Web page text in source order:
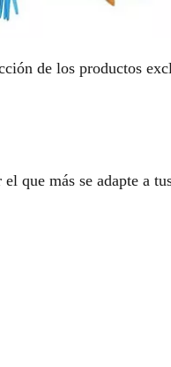
de los productos
que más se adapte a